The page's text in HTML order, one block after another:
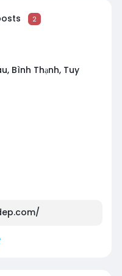
2
Bình Thạnh, Tuy